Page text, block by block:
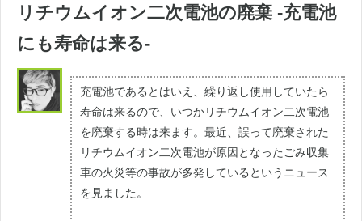
リチウムイオン二次電池の廃棄 -充電池
にも寿命は来る-
充電池であるとはいえ、繰り返し使用していたら
寿命は来るので、いつかリチウムイオン二次電池
を廃棄する時は来ます。最近、誤って廃棄された
リチウムイオン二次電池が原因となったごみ収集
車の火災等の事故が多発しているというニュース
を見ました。